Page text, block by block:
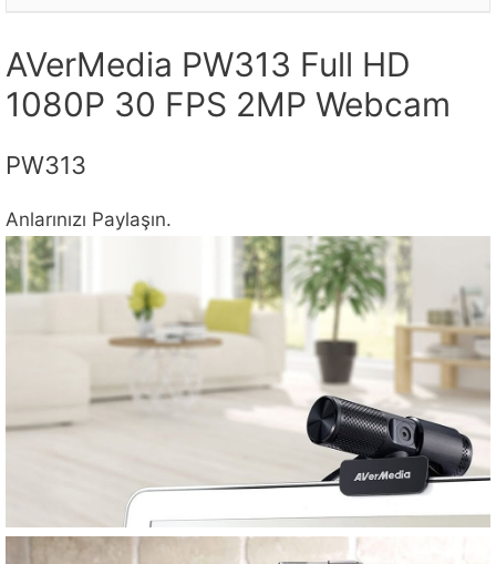
AVerMedia PW313 Full HD
1080P 30 FPS 2MP Webcam
PW313
Anlarınızı Paylaşın.